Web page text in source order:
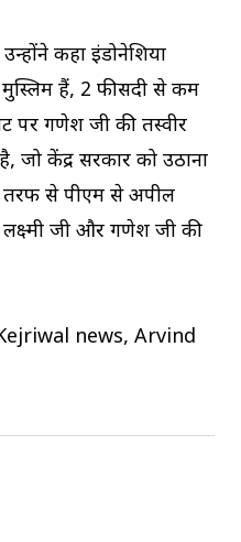
कहा इंडोनेशिया
हैं, 2 फीसदी से कम
पर गणेश जी की तस्वीर
केंद्र सरकार को उठाना
तरफ से पीएम से अपील
जी और गणेश जी की
news, Arvind